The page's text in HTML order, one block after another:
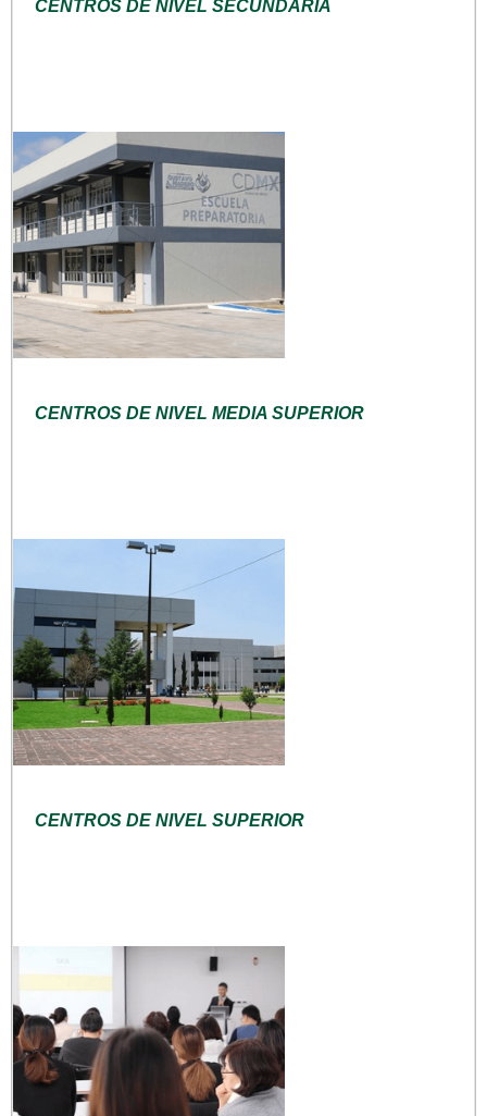
CENTROS DE NIVEL SECUNDARIA
CENTROS DE NIVEL MEDIA SUPERIOR
CENTROS DE NIVEL SUPERIOR